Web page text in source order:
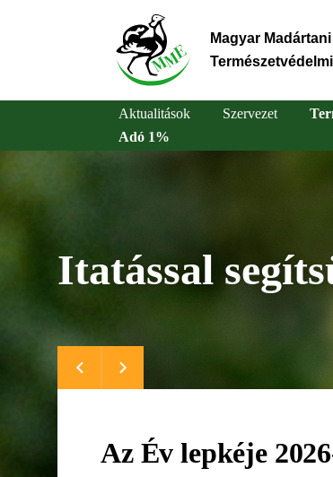
Magyar
Main
Aktualitások Szervezet
Adó 1%
Itatással
Az Év lepkéje